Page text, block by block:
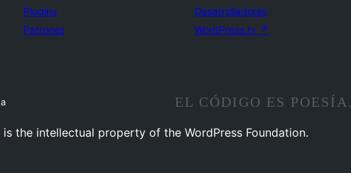
Plugins
Patrones
Desarrolladores
WordPress.tv ↗
EL CÓDIGO ES POESÍA.
the intellectual property of the WordPress Foundation.